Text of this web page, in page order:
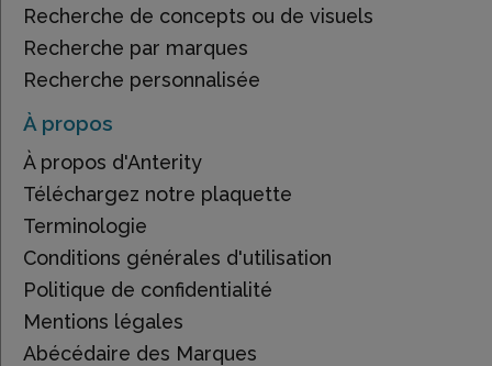
Recherche de concepts ou de visuels
Recherche par marques
Recherche personnalisée
À propos
À propos d'Anterity
Téléchargez notre plaquette
Terminologie
Conditions générales d'utilisation
Politique de confidentialité
Mentions légales
Abécédaire des Marques